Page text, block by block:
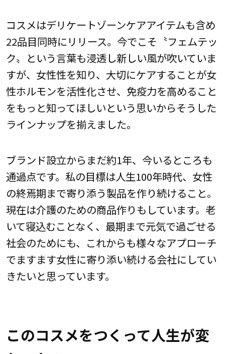
コスメはデリケートゾーンケアアイテムも含め
22品目同時にリリース。今でこそ〝フェムテッ
ク〟という言葉も浸透し新しい風が吹いていま
すが、女性性を知り、大切にケアすることが女
性ホルモンを活性化させ、免疫力を高めること
をもっと知ってほしいという思いからそうした
ラインナップを揃えました。
ブランド設立からまだ約1年、今いるところも
通過点です。私の目標は人生100年時代、女性
の終焉期まで寄り添う製品を作り続けること。
現在は介護のための商品作りもしています。老
いて寝込むことなく、最期まで元気で過ごせる
社会のためにも、これからも様々なアプローチ
でますます女性に寄り添い続ける会社にしてい
きたいと思っています。
このコスメをつくって人生が変